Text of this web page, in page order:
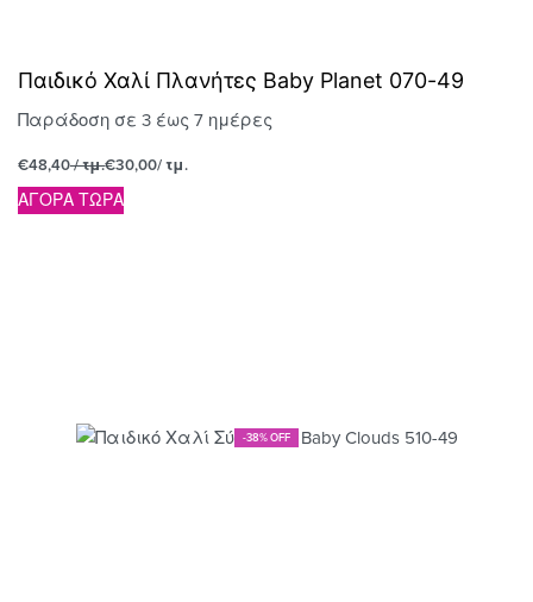
Παιδικό Χαλί Πλανήτες Baby Planet 070-49
Παράδοση σε 3 έως 7 ημέρες
€48,40/ τμ.€30,00/ τμ.
ΑΓΟΡΑ ΤΩΡΑ
-38% OFF